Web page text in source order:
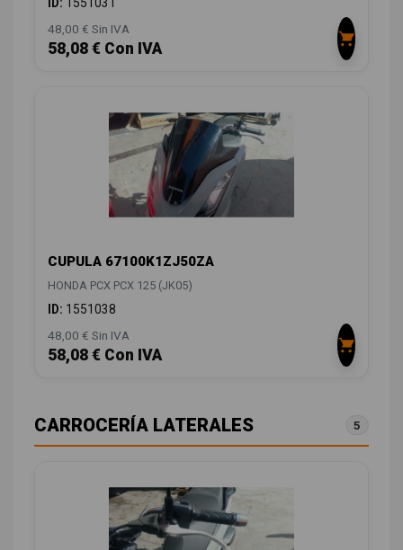
48,00 € Sin IVA
58,08 € Con IVA
CUPULA 67100K1ZJ50ZA
HONDA PCX PCX 125 (JK05)
ID: 1551038
48,00 € Sin IVA
58,08 € Con IVA
CARROCERÍA LATERALES 5